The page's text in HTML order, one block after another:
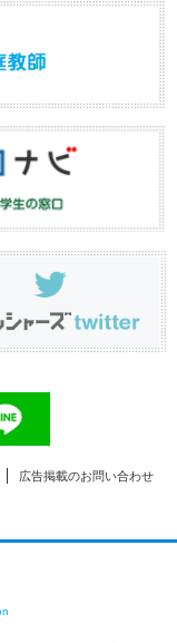
広告掲載のお問い合わせ